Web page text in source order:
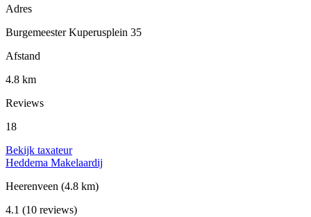
Adres
Burgemeester Kuperusplein 35
Afstand
4.8 km
Reviews
18
Bekijk taxateur
Heddema Makelaardij
Heerenveen (4.8 km)
4.1 (10 reviews)